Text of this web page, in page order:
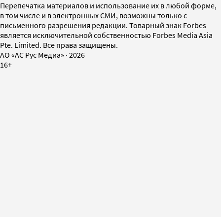
Перепечатка материалов и использование их в любой форме,
в том числе и в электронных СМИ, возможны только с
письменного разрешения редакции. Товарный знак Forbes
является исключительной собственностью Forbes Media Asia
Pte. Limited. Все права защищены.
AO «АС Рус Медиа» · 2026
16+